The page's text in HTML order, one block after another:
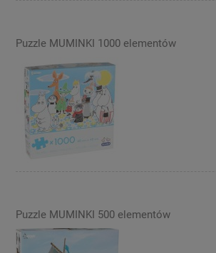
Puzzle MUMINKI 1000 elementów
Puzzle MUMINKI 500 elementów